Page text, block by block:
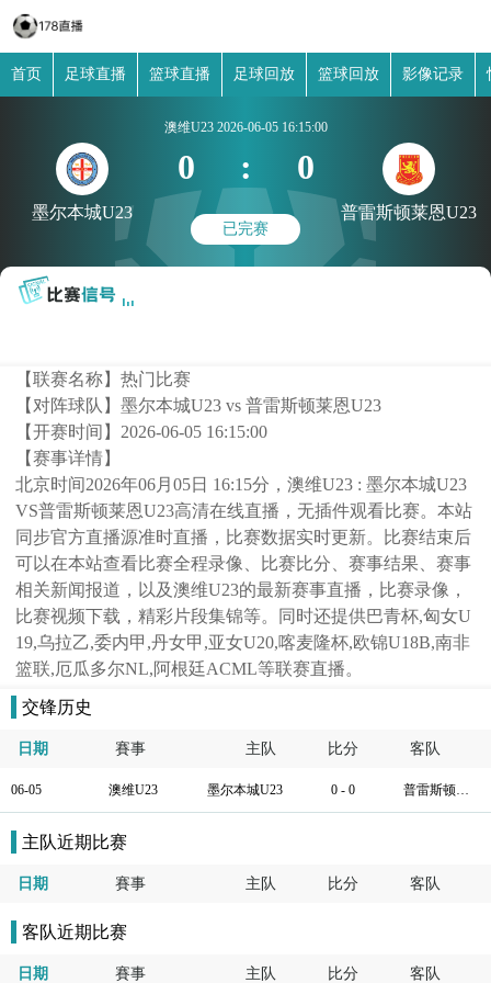
首页 足球直播 篮球直播 足球回放 篮球回放 影像记录
墨尔本城U23
澳维U23 2026-06-05 16:15:00
0 : 0
已完赛
普雷斯顿莱恩U23
【联赛名称】热门比赛
【对阵球队】墨尔本城U23 vs 普雷斯顿莱恩U23
【开赛时间】 2026-06-05 16:15:00
【赛事详情】
北京时间2026年06月05日 16:15分，澳维U23 : 墨尔本城U23
VS普雷斯顿莱恩U23高清在线直播，无插件观看比赛。本站
同步官方直播源准时直播，比赛数据实时更新。比赛结束后
可以在本站查看比赛全程录像、比赛比分、赛事结果、赛事
相关新闻报道，以及澳维U23的最新赛事直播，比赛录像，
比赛视频下载，精彩片段集锦等。同时还提供巴青杯,匈女U
19,乌拉乙,委内甲,丹女甲,亚女U20,喀麦隆杯,欧锦U18B,南非
篮联,厄瓜多尔NL,阿根廷ACML等联赛直播。
交锋历史
日期 賽事 主队 比分 客队
06-05 澳维U23 墨尔本城U23 0 - 0 普雷斯顿莱恩U23
主队近期比赛
日期 賽事 主队 比分 客队
客队近期比赛
日期 賽事 主队 比分 客队